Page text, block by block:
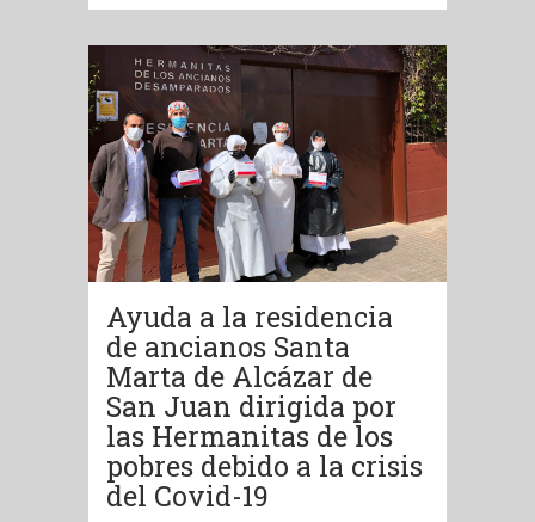
Ayuda a la residencia
de ancianos Santa
Marta de Alcázar de
San Juan dirigida por
las Hermanitas de los
pobres debido a la crisis
del Covid-19